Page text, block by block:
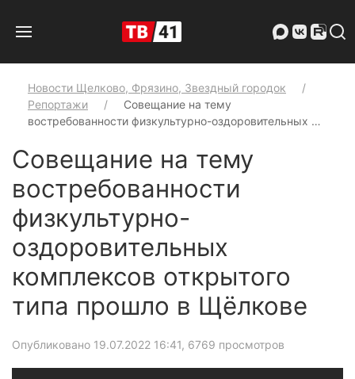
Новости Щелково, Фрязино, Звездный городок
Репортажи
Совещание на тему
востребованности физкультурно-оздоровительных …
Совещание на тему
востребованности
физкультурно-
оздоровительных
комплексов открытого
типа прошло в Щёлкове
Опубликовано 19.07.2022 16:41, 6769 просмотров